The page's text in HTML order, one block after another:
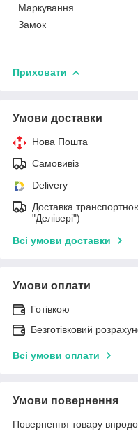
Маркування
Замок
Приховати
Умови доставки
Нова Пошта
Самовивіз
Delivery
Доставка
"Делівері")
Всі умови доставки
Умови оплати
Готівкою
Безготівковий
Всі умови оплати
Умови повернення
Повернення товару